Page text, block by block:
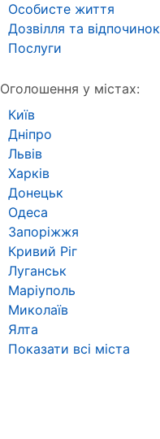
Особисте життя
Дозвілля та відпочинок
Послуги
Оголошення у містах:
Київ
Дніпро
Львів
Харків
Донецьк
Одеса
Запоріжжя
Кривий Ріг
Луганськ
Маріуполь
Миколаїв
Ялта
Показати всі міста